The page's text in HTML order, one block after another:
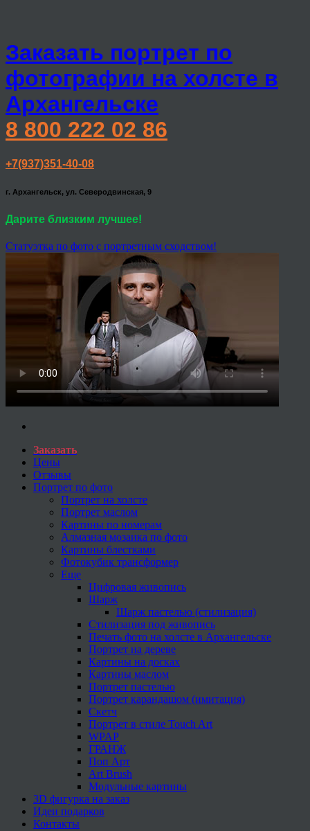
Заказать портрет по
фотографии на холсте в
Архангельске
8 800 222 02 86
+7(937)351-40-08
г. Архангельск, ул. Северодвинская, 9
Дарите близким лучшее!
Статуэтка по фото с портретным сходством!
Заказать
Цены
Отзывы
Портрет по фото
Портрет на холсте
Портрет маслом
Картины по номерам
Алмазная мозаика по фото
Картины блестками
Фотокубик трансформер
Еще
Цифровая живопись
Шарж
Шарж пастелью (стилизация)
Стилизация под живопись
Печать фото на холсте в Архангельске
Портрет на дереве
Картины на досках
Картины маслом
Портрет пастелью
Портрет карандашом (имитация)
Скетч
Портрет в стиле Touch Art
WPAP
ГРАНЖ
Поп Арт
Art Brush
Модульные картины
3D фигурка на заказ
Идеи подарков
Контакты